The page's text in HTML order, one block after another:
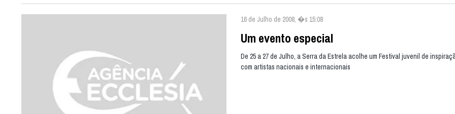
16 de Julho de 2008, �s 15:08
Um evento especial
De 25 a 27 de Julho, a Serra da Estrela acolhe um Festival juvenil de
com artistas nacionais e internacionais